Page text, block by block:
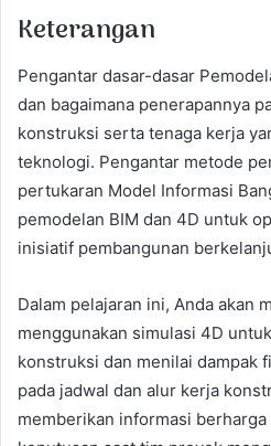
Keterangan
Pengantar dasar-dasar
dan bagaimana penerapannya
konstruksi serta tenaga kerja
teknologi. Pengantar metode
pertukaran Model Informasi
pemodelan BIM dan 4D untuk
inisiatif pembangunan
Dalam pelajaran ini, Anda akan
menggunakan simulasi 4D
konstruksi dan menilai dampak
pada jadwal dan alur kerja
memberikan informasi